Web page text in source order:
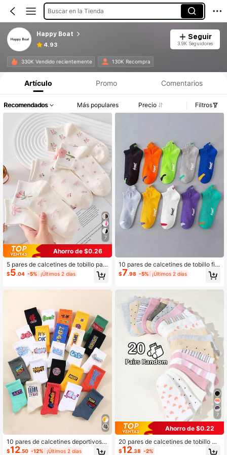
Buscar en la Tienda
Happy Boat
4.93
Seguir
3.9K Seguidores
330K Vendido recientemente 130K Recompra
Artículo Promo Comentarios
Recomendados Más populares Precio Filtros
7
Ahorro de $0.26
5 pares de calcetines de tobillo par
a niñas con lazo blanco y estampad
o floral, aptos para uso diario casual
$5.04 -5% ¡Últimos 2 días
10 pares de calcetines deportivos l
argos con estampado de graffiti col
$12.50 -12% ¡Últimos 2 días
10 pares de calcetines de tobillo fin
os y transpirables de malla para niñ
os, calcetines deportivos y de barc
$7.98 -5% ¡Últimos 2 días
7
Ahorro de $0.22
20 pares de calcetines de tobillo pa
ra niños con estampados aleatorios
$12.38 -2%